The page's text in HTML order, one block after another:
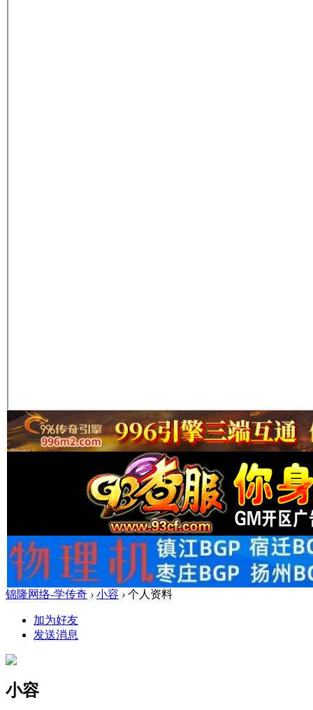
锦隆网络-学传奇 › 小容 › 个人资料
加为好友
发送消息
小容